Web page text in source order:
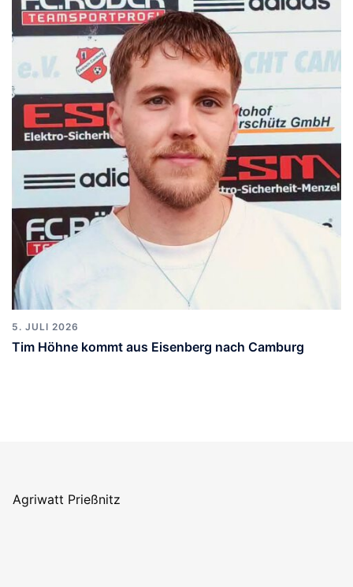
5. JULI 2026
Tim Höhne kommt aus Eisenberg nach Camburg
Prießnitz